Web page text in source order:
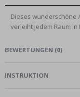
Dieses wunderschöne
verleiht jedem Raum in
BEWERTUNGEN (0)
INSTRUKTION